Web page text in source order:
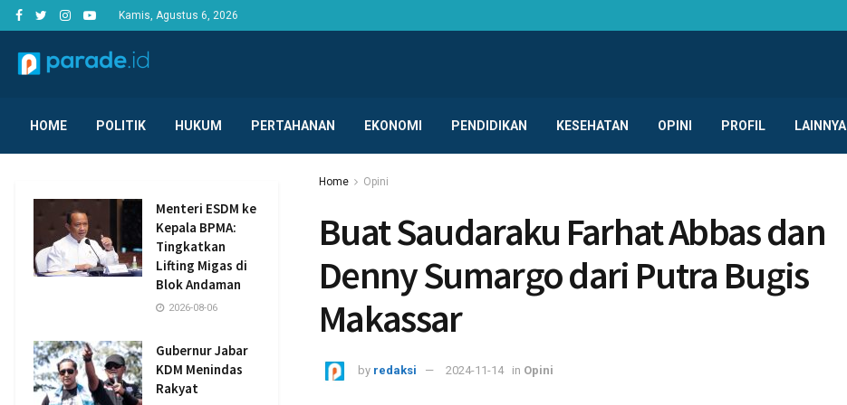
Kamis, Agustus 6, 2026
HOME POLITIK HUKUM PERTAHANAN EKONOMI PENDIDIKAN KESEHATAN OPINI PROFIL LAINNYA
Home Opini
Buat Saudaraku Farhat Abbas dan
Denny Sumargo dari Putra Bugis
Makassar
by redaksi 2024-11-14 in Opini
Menteri ESDM ke
Kepala BPMA:
Tingkatkan
Lifting Migas di
Blok Andaman
2026-08-06
Gubernur Jabar
KDM Menindas
Rakyat